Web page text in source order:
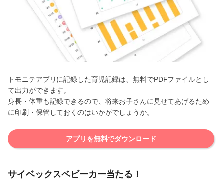
トモニテアプリに記録した育児記録は、無料でPDFファイルとし
て出力ができます。
身長・体重も記録できるので、将来お子さんに見せてあげるため
に印刷・保管しておくのはいかがでしょうか。
アプリを無料でダウンロード
サイベックスベビーカー当たる！